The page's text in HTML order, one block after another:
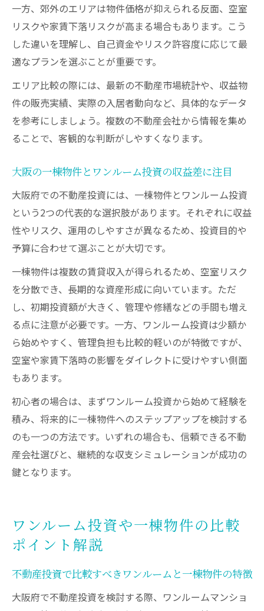
一方、郊外のエリアは物件価格が抑えられる反面、空室
リスクや家賃下落リスクが高まる場合もあります。こう
した違いを理解し、自己資金やリスク許容度に応じて最
適なプランを選ぶことが重要です。
エリア比較の際には、最新の不動産市場統計や、収益物
件の販売実績、実際の入居者動向など、具体的なデータ
を参考にしましょう。複数の不動産会社から情報を集め
ることで、客観的な判断がしやすくなります。
大阪の一棟物件とワンルーム投資の収益差に注目
大阪府での不動産投資には、一棟物件とワンルーム投資
という2つの代表的な選択肢があります。それぞれに収益
性やリスク、運用のしやすさが異なるため、投資目的や
予算に合わせて選ぶことが大切です。
一棟物件は複数の賃貸収入が得られるため、空室リスク
を分散でき、長期的な資産形成に向いています。ただ
し、初期投資額が大きく、管理や修繕などの手間も増え
る点に注意が必要です。一方、ワンルーム投資は少額か
ら始めやすく、管理負担も比較的軽いのが特徴ですが、
空室や家賃下落時の影響をダイレクトに受けやすい側面
もあります。
初心者の場合は、まずワンルーム投資から始めて経験を
積み、将来的に一棟物件へのステップアップを検討する
のも一つの方法です。いずれの場合も、信頼できる不動
産会社選びと、継続的な収支シミュレーションが成功の
鍵となります。
ワンルーム投資や一棟物件の比較
ポイント解説
不動産投資で比較すべきワンルームと一棟物件の特徴
大阪府で不動産投資を検討する際、ワンルームマンショ